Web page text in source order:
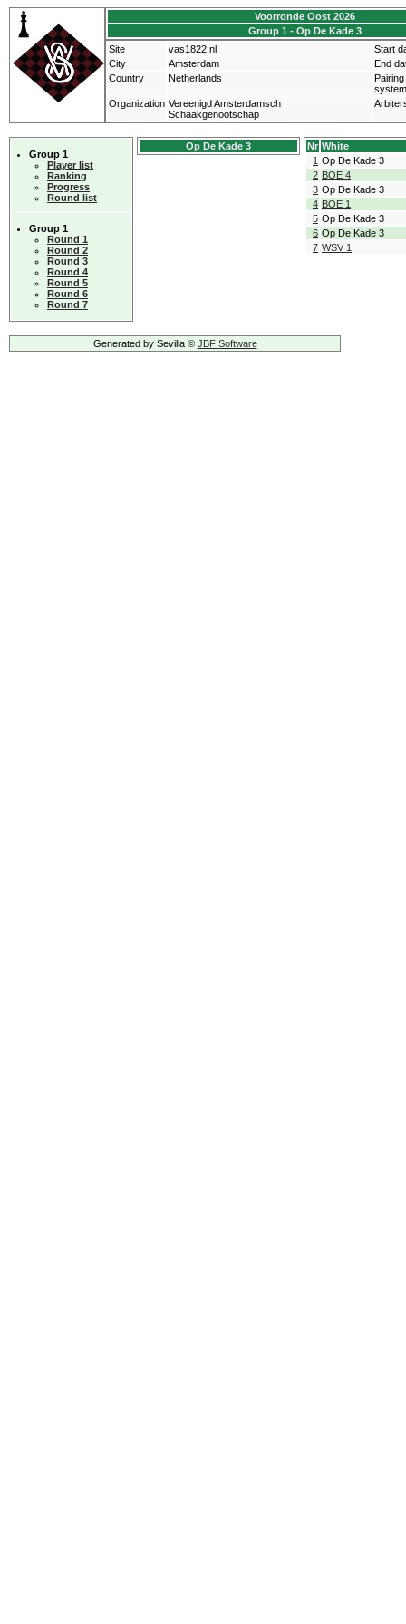
Voorronde Oost 2026
Group 1 - Op De Kade 3
Site
vas1822.nl
Start
City
Amsterdam
End
Country
Netherlands
Pairing
system
Organization Vereenigd Amsterdamsch
Schaakgenootschap
Group 1
Player list
Ranking
Progress
Round list
Group 1
Round 1
Round 2
Round 3
Round 4
Round 5
Round 6
Round 7
Op De Kade 3 Nr White
1 Op De Kade 3
2 BOE 4
3 Op De Kade 3
4 BOE 1
5 Op De Kade 3
6 Op De Kade 3
7 WSV 1
Generated by Sevilla © JBF Software